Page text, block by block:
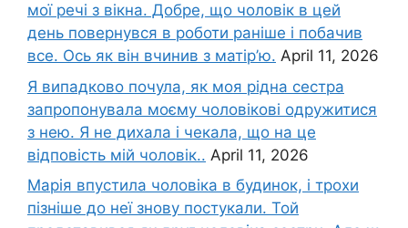
мої речі з вікна. Добре, що чоловік в цей
день повернувся в роботи раніше і побачив
все. Ось як він вчинив з матір’ю. April 11, 2026
Я випадково почула, як моя рідна сестра
запропонувала моєму чоловікові одружитися
з нею. Я не дихала і чекала, що на це
відповість мій чоловік.. April 11, 2026
Марія впустила чоловіка в будинок, і трохи
пізніше до неї знову постукали. Той